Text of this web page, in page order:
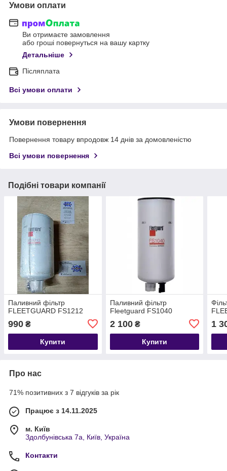
Умови оплати
Ви отримаєте замовлення
або гроші повернуться на вашу картку
Детальніше
Післяплата
Всі умови оплати
Умови повернення
Повернення товару впродовж 14 днів за домовленістю
Всі умови повернення
Подібні товари компанії
Паливний фільтр
FLEETGUARD FS1212
990 ₴
Купити
Паливний фільтр
Fleetguard FS1040
2 100₴
Купити
1
Про нас
71% позитивних з 7 відгуків за рік
Працює з 14.11.2025
м. Київ
Здолбунівська 7а, Київ, Україна
Контакти